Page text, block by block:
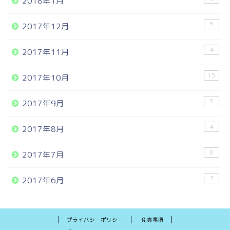
2017年12月 5
2017年11月 4
2017年10月 15
2017年9月 5
2017年8月 4
2017年7月 8
2017年6月 7
プライバシーポリシー
免責事項